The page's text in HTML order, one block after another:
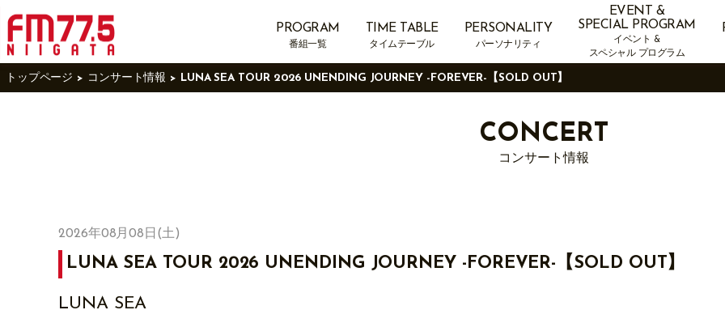
PROGRAM
番組一覧
TIME TABLE
タイムテーブル
PERSONALITY
パーソナリティ
EVENT &
SPECIAL PROGRAM
イベント &
スペシャル プログラム
トップページ コンサート情報 LUNA SEA TOUR 2026 UNENDING JOURNEY -FOREVER-【SOLD OUT】
CONCERT
コンサート情報
2026年08月08日(土)
LUNA SEA TOUR 2026 UNENDING JOURNEY -FOREVER-【SOLD OUT】
LUNA SEA